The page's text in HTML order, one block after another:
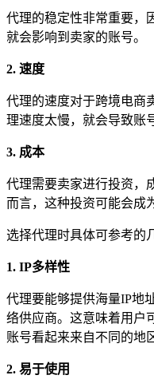
代理的稳定性非常重要，
就会影响到卖家的账号。
2. 速度
代理的速度对于跨境电商
理速度太慢，就会导致账
3. 成本
代理需要卖家进行投资，
而言，这种投资可能会成
选择代理时具体可参考的
1. IP多样性
代理要能够提供海量IP地
络供应商。这意味着用户
账号看起来来自不同的地
2. 易于使用